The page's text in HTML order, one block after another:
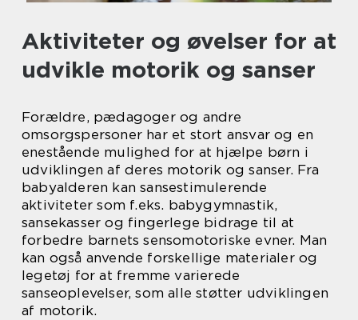
Aktiviteter og øvelser for at
udvikle motorik og sanser
Forældre, pædagoger og andre
omsorgspersoner har et stort ansvar og en
enestående mulighed for at hjælpe børn i
udviklingen af deres motorik og sanser. Fra
babyalderen kan sansestimulerende
aktiviteter som f.eks. babygymnastik,
sansekasser og fingerlege bidrage til at
forbedre barnets sensomotoriske evner. Man
kan også anvende forskellige materialer og
legetøj for at fremme varierede
sanseoplevelser, som alle støtter udviklingen
af motorik.